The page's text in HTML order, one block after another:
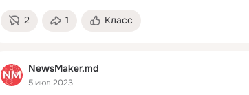
2 1 Класс
NewsMaker.md
5 июл 2023